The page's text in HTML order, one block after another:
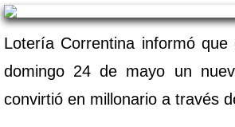
Lotería Correntina informó que
domingo 24 de mayo un
convirtió en millonario a través